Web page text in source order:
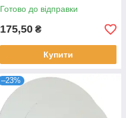
Готово до відправки
175,50 ₴
Купити
–23%